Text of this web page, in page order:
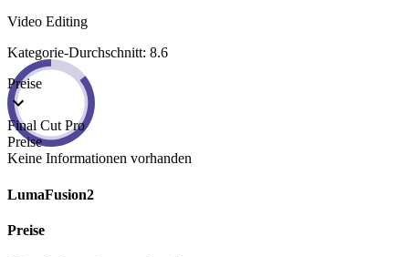
Video Editing
Kategorie-Durchschnitt: 8.6
Preise
Final Cut Pro
Preise
Keine Informationen vorhanden
LumaFusion2
Preise